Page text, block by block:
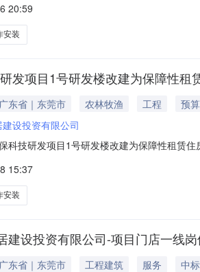
如下：一、项目名称：嘉安达环保科技研
年6月26日至2026
20:59
安装
发项目1号研发楼改建为保障性
广东省｜东莞市 农林牧渔 工程
预
设投资有限公司
科技研发项目1号研发楼改建为保障性租赁
争性谈判条件，现进行公开竞争性谈判。
购范围：固定晾衣杆（单杆）
15:37
安装
建设投资有限公司-项目门店一线
广东省｜东莞市 工程建筑 服务
中